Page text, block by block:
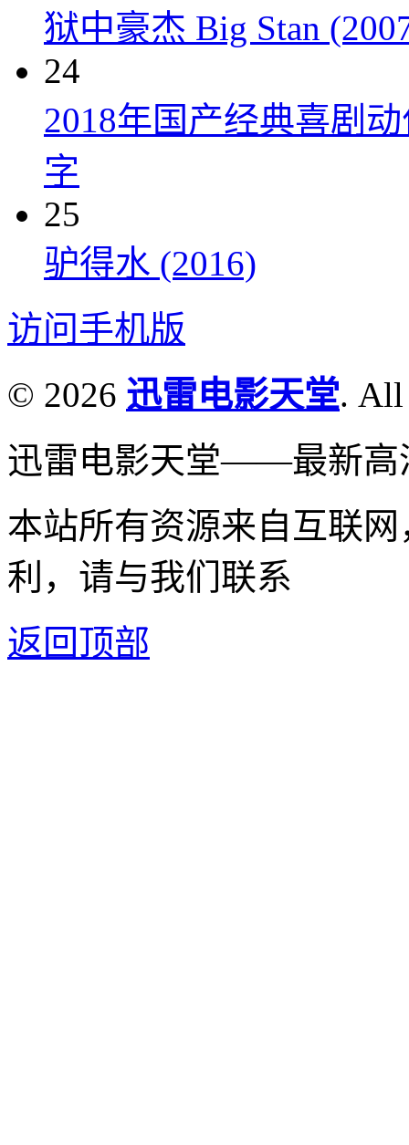
狱中豪杰 Big Stan
24
2018年国产经典喜剧
字
25
驴得水 (2016)
访问手机版
© 2026 迅雷电影天堂. All
迅雷电影天堂——最新高
本站所有资源来自互联
利，请与我们联系
返回顶部